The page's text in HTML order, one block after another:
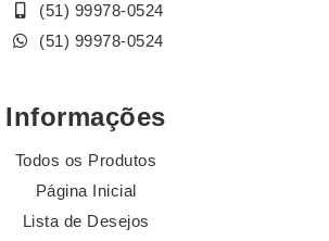
(51) 99978-0524
(51) 99978-0524
Informações
Todos os Produtos
Página Inicial
Lista de Desejos